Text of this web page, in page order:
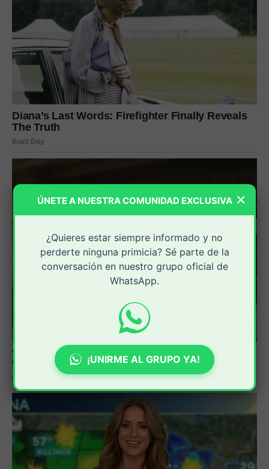
×
ÚNETE A NUESTRA COMUNIDAD EXCLUSIVA
¿Quieres estar siempre informado y no
perderte ninguna primicia? Sé parte de la
conversación en nuestro grupo oficial de
WhatsApp.
¡UNIRME AL GRUPO YA!